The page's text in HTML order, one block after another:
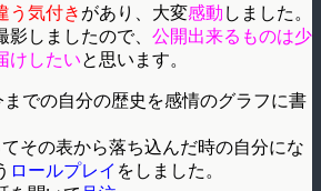
う気付き があり、大変感動 しました。
しましたので、 公開出来るものは少
けしたいと思います。
での自分の歴史を感情のグラフに書
その表から落ち込んだ時の自分にな
ロールプレイ をしました。